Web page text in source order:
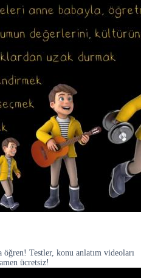
Testler, konu anlatım videoları
ücretsiz!